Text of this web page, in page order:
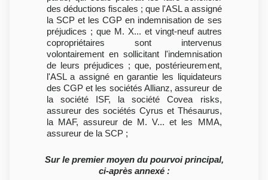
des déductions fiscales ; que l'ASL a assigné
la SCP et les CGP en indemnisation de ses
préjudices ; que M. X... et vingt-neuf autres
copropriétaires sont intervenus
volontairement en sollicitant l'indemnisation
de leurs préjudices ; que, postérieurement,
l'ASL a assigné en garantie les liquidateurs
des CGP et les sociétés Allianz, assureur de
la société ISF, la société Covea risks,
assureur des sociétés Cyrus et Thésaurus,
la MAF, assureur de M. V... et les MMA,
assureur de la SCP ;
Sur le premier moyen du pourvoi principal,
ci-après annexé :